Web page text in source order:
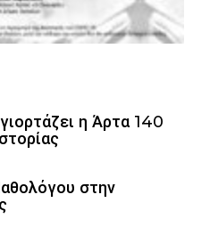
η Άρτα 140
στην